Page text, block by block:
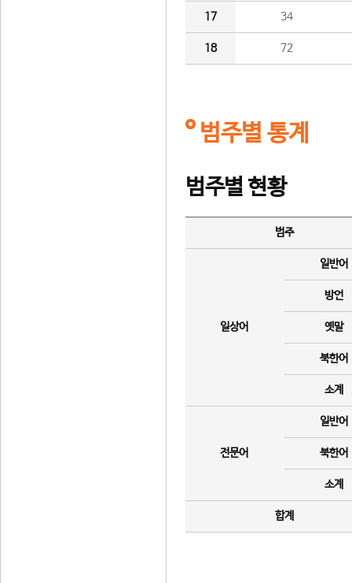
17 34
18 72
범주별 통계
범주별 현황
범주
일상어
일반어
방언
옛말
북한어
소계
전문어
일반어
북한어
소계
합계